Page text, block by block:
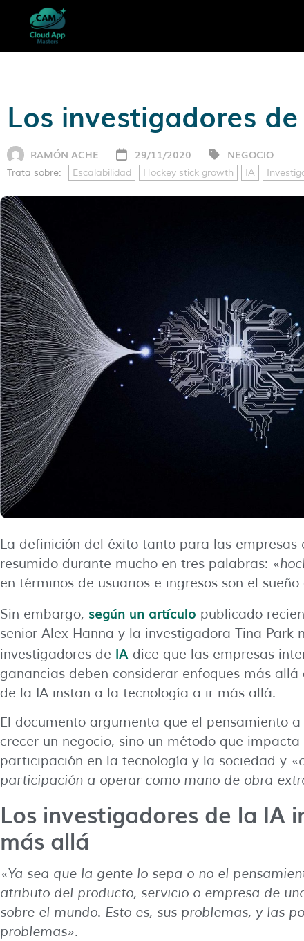
Los investigadores
RAMÓN ACHE 29/11/2020 NEGOCIO
Trata sobre: Escalabilidad Hockey stick growth IA
La definición del éxito tanto para las empresas
resumido durante mucho en tres palabras: «
en términos de usuarios e ingresos son el
Sin embargo, según un artículo publicado
senior Alex Hanna y la investigadora Tina Park
investigadores de IA dice que las empresas
ganancias deben considerar enfoques más
de la IA instan a la tecnología a ir más allá.
El documento argumenta que el pensamiento
crecer un negocio, sino un método que
participación en la tecnología y la sociedad y «
participación a operar como mano de obra
Los investigadores de la IA
más allá
«Ya sea que la gente lo sepa o no el
atributo del producto, servicio o empresa de
sobre el mundo. Esto es, sus problemas, y las
problemas».